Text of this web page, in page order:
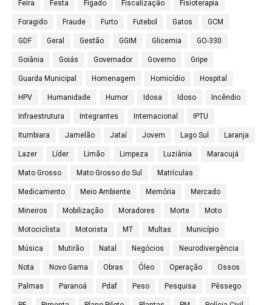
Feira Festa Fígado Fiscalização Fisioterapia
Foragido Fraude Furto Futebol Gatos GCM
GDF Geral Gestão GGIM Glicemia GO-330
Goiânia Goiás Governador Governo Gripe
Guarda Municipal Homenagem Homicídio Hospital
HPV Humanidade Humor Idosa Idoso Incêndio
Infraestrutura Integrantes Internacional IPTU
Itumbiara Jamelão Jataí Jovem Lago Sul Laranja
Lazer Líder Limão Limpeza Luziânia Maracujá
Mato Grosso Mato Grosso do Sul Matrículas
Medicamento Meio Ambiente Memória Mercado
Mineiros Mobilização Moradores Morte Moto
Motociclista Motorista MT Multas Município
Música Mutirão Natal Negócios Neurodivergência
Nota Novo Gama Obras Óleo Operação Ossos
Palmas Paranoá Pdaf Peso Pesquisa Pêssego